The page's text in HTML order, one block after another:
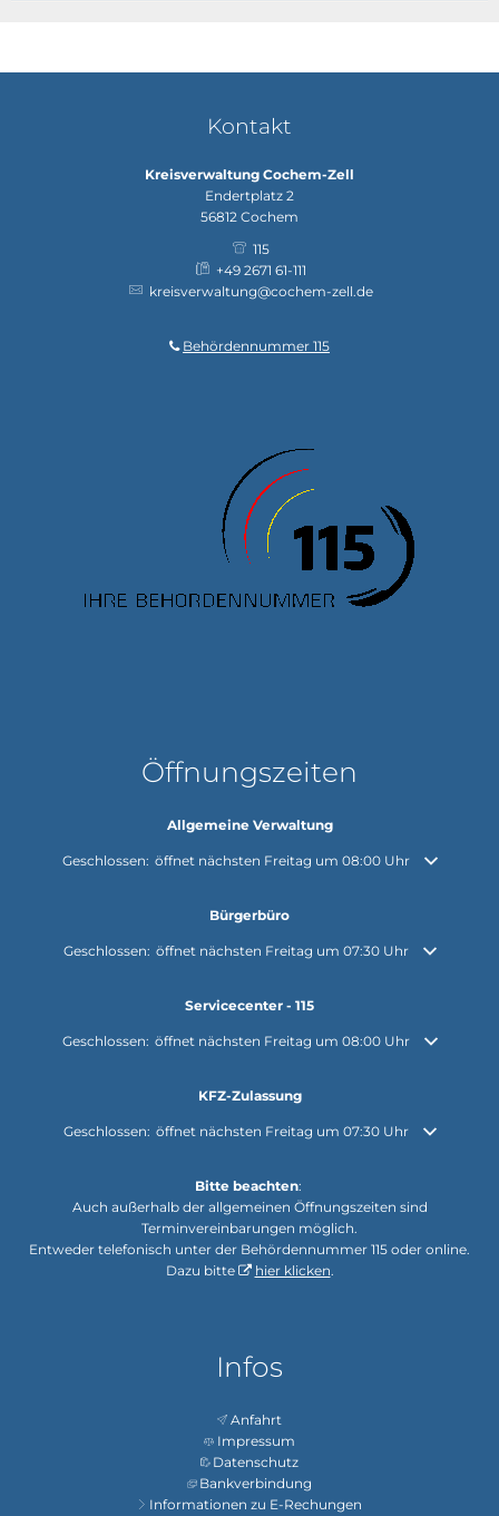
Kontakt
Kreisverwaltung Cochem-Zell
Endertplatz 2
56812 Cochem
115
+49 2671 61-111
kreisverwaltung@cochem-zell.de
Behördennummer 115
Öffnungszeiten
Allgemeine Verwaltung
Klicken, um weitere Öffnungs- oder Schließzeiten auszublenden
Geschlossen: öffnet nächsten Freitag um 08:00 Uhr
Bürgerbüro
Klicken, um weitere Öffnungs- oder Schließzeiten auszublenden
Geschlossen: öffnet nächsten Freitag um 07:30 Uhr
Servicecenter - 115
Klicken, um weitere Öffnungs- oder Schließzeiten auszublenden
Geschlossen: öffnet nächsten Freitag um 08:00 Uhr
KFZ-Zulassung
Klicken, um weitere Öffnungs- oder Schließzeiten auszublenden
Geschlossen: öffnet nächsten Freitag um 07:30 Uhr
Bitte beachten:
Auch außerhalb der allgemeinen Öffnungszeiten sind
Terminvereinbarungen möglich.
Entweder telefonisch unter der Behördennummer 115 oder online.
Dazu bitte
hier klicken.
Infos
Anfahrt
Impressum
Datenschutz
Bankverbindung
Informationen zu E-Rechungen